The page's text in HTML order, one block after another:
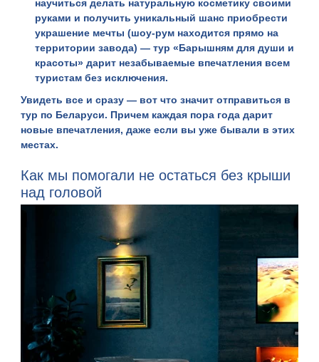
научиться делать натуральную косметику своими
руками и получить уникальный шанс приобрести
украшение мечты (шоу-рум находится прямо на
территории завода) — тур «Барышням для души и
красоты» дарит незабываемые впечатления всем
туристам без исключения.
Увидеть все и сразу — вот что значит отправиться в
тур по Беларуси. Причем каждая пора года дарит
новые впечатления, даже если вы уже бывали в этих
местах.
Как мы помогали не остаться без крыши
над головой